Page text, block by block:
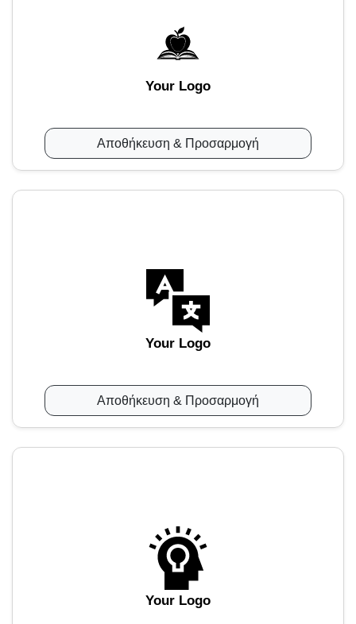
Your Logo
Αποθήκευση & Προσαρμογή
Your Logo
Αποθήκευση & Προσαρμογή
Your Logo